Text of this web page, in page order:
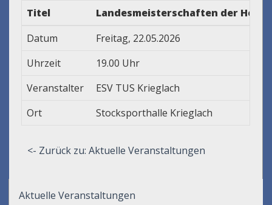
Titel
Landesmeisterschaften der
Datum
Freitag, 22.05.2026
Uhrzeit
19.00 Uhr
Veranstalter
ESV TUS Krieglach
Ort
Stocksporthalle Krieglach
<- Zurück zu: Aktuelle Veranstaltungen
Aktuelle Veranstaltungen